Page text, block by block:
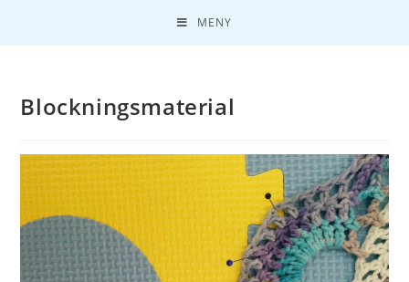
MENY
Blockningsmaterial